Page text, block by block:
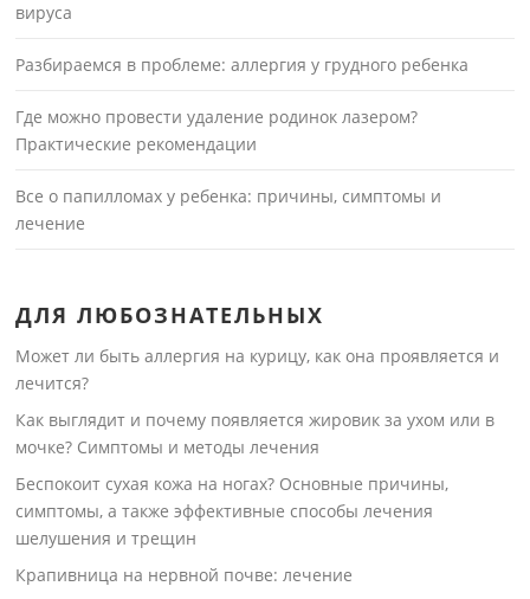
вируса
Разбираемся в проблеме: аллергия у грудного ребенка
Где можно провести удаление родинок лазером?
Практические рекомендации
Все о папилломах у ребенка: причины, симптомы и
лечение
ДЛЯ ЛЮБОЗНАТЕЛЬНЫХ
Может ли быть аллергия на курицу, как она проявляется и
лечится?
Как выглядит и почему появляется жировик за ухом или в
мочке? Симптомы и методы лечения
Беспокоит сухая кожа на ногах? Основные причины,
симптомы, а также эффективные способы лечения
шелушения и трещин
Крапивница на нервной почве: лечение